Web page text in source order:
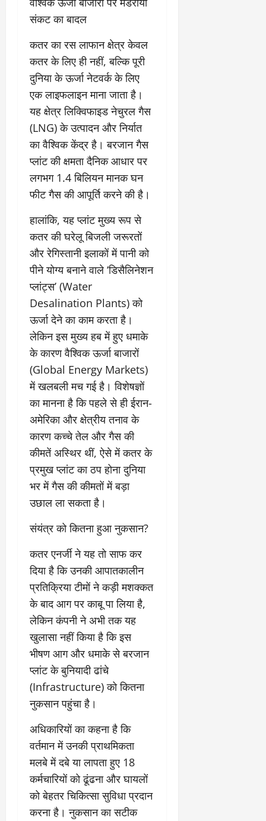
संकट का बादल
​कतर का रस लाफान क्षेत्र केवल
कतर के लिए ही नहीं, बल्कि पूरी
दुनिया के ऊर्जा नेटवर्क के लिए
एक लाइफलाइन माना जाता है।
यह क्षेत्र लिक्विफाइड नेचुरल गैस
(LNG) के उत्पादन और निर्यात
का वैश्विक केंद्र है। बरजान गैस
प्लांट की क्षमता दैनिक आधार पर
लगभग 1.4 बिलियन मानक घन
फीट गैस की आपूर्ति करने की है।
​हालांकि, यह प्लांट मुख्य रूप से
कतर की घरेलू बिजली जरूरतों
और रेगिस्तानी इलाकों में पानी को
पीने योग्य बनाने वाले ‘डिसैलिनेशन
प्लांट्स’ (Water
Desalination Plants) को
ऊर्जा देने का काम करता है।
लेकिन इस मुख्य हब में हुए धमाके
के कारण वैश्विक ऊर्जा बाजारों
(Global Energy Markets)
में खलबली मच गई है। विशेषज्ञों
का मानना है कि पहले से ही ईरान-
अमेरिका और क्षेत्रीय तनाव के
कारण कच्चे तेल और गैस की
कीमतें अस्थिर थीं, ऐसे में कतर के
प्रमुख प्लांट का ठप होना दुनिया
भर में गैस की कीमतों में बड़ा
उछाल ला सकता है।
​संयंत्र को कितना हुआ नुकसान?
​कतर एनर्जी ने यह तो साफ कर
दिया है कि उनकी आपातकालीन
प्रतिक्रिया टीमों ने कड़ी मशक्कत
के बाद आग पर काबू पा लिया है,
लेकिन कंपनी ने अभी तक यह
खुलासा नहीं किया है कि इस
भीषण आग और धमाके से बरजान
प्लांट के बुनियादी ढांचे
(Infrastructure) को कितना
नुकसान पहुंचा है।
​अधिकारियों का कहना है कि
वर्तमान में उनकी प्राथमिकता
मलबे में दबे या लापता हुए 18
कर्मचारियों को ढूंढना और घायलों
को बेहतर चिकित्सा सुविधा प्रदान
करना है। नुकसान का सटीक